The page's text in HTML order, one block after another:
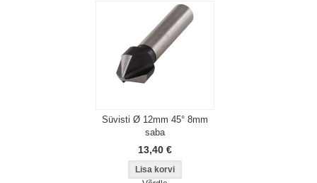
Süvisti Ø 12mm 45° 8mm
saba
13,40 €